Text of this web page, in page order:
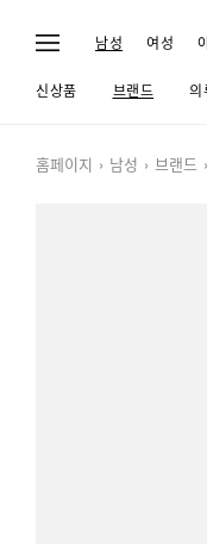
남성 여성
신상품 브랜드 의
홈페이지 남성 브랜드